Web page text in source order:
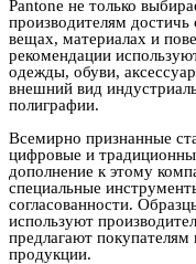
Pantone не только
производителям достичь
вещах, материалах и
рекомендации
одежды, обуви,
внешний вид
полиграфии.
Всемирно признанные
цифровые и
дополнение к этому
специальные
согласованности.
используют
предлагают
продукции.